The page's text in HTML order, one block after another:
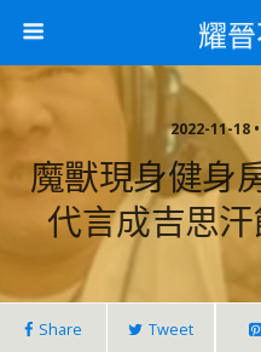
耀
2022-11-18
魔獸現身健身
代言成吉思
Share Tweet